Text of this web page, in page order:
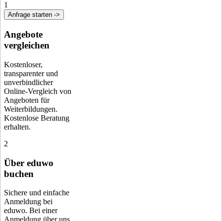
1
Anfrage starten ->
Angebote
vergleichen
Kostenloser,
transparenter und
unverbindlicher
Online-Vergleich von
Angeboten für
Weiterbildungen.
Kostenlose Beratung
erhalten.
2
Über eduwo
buchen
Sichere und einfache
Anmeldung bei
eduwo. Bei einer